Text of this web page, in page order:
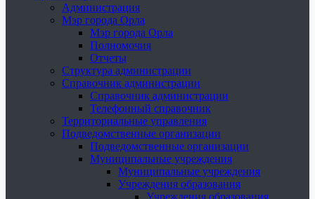
Администрация
Мэр города Орла
Мэр города Орла
Полномочия
Отчеты
Структура администрации
Справочник администрации
Справочник администрации
Телефонный справочник
Территориальные управления
Подведомственные организации
Подведомственные организации
Муниципальные учреждения
Муниципальные учреждения
Учреждения образования
Учреждения образования